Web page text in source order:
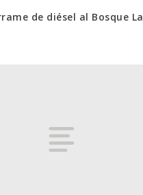
de diésel al Bosque La